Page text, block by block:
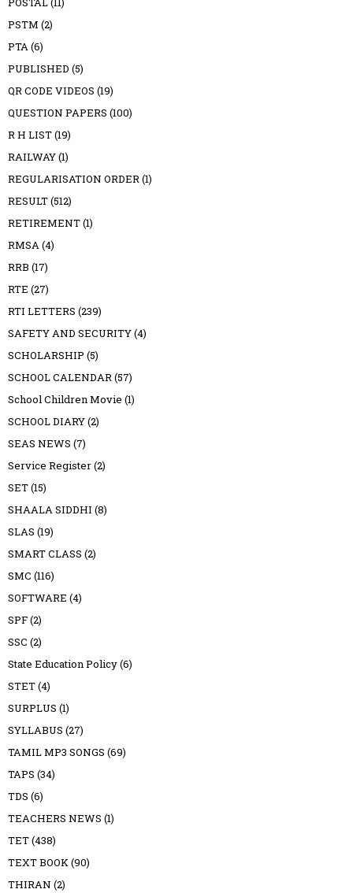
PSTM (2)
PTA(6)
PUBLISHED (5)
QR CODE VIDEOS (19)
QUESTION PAPERS (100)
R H LIST(19)
RAILWAY(1)
REGULARISATION ORDER(1)
RESULT(512)
RETIREMENT(1)
RMSA(4)
RRB (17)
RTE (27)
RTI LETTERS (239)
SAFETY AND SECURITY(4)
SCHOLARSHIP (5)
SCHOOL CALENDAR(57)
School Children Movie (1)
SCHOOL DIARY(2)
SEAS NEWS (7)
Service Register(2)
SET(15)
SHAALA SIDDHI (8)
SLAS (19)
SMART CLASS (2)
SMC (116)
SOFTWARE (4)
SPF(2)
SSC (2)
State Education Policy(6)
STET(4)
SURPLUS (1)
SYLLABUS (27)
TAMIL MP3 SONGS (69)
TAPS (34)
TDS (6)
TEACHERS NEWS (1)
TET(438)
TEXT BOOK(90)
THIRAN (2)